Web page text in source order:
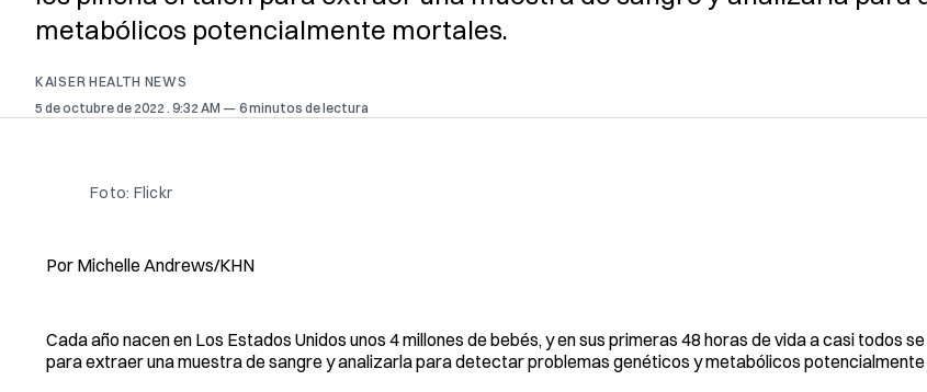
metabólicos potencialmente mortales.
KAISER HEALTH NEWS
5 de octubre de 2022 . 9:32 AM 6 minutos de lectura
Foto: Flickr
Por Michelle Andrews/KHN
Cada año nacen en Los Estados Unidos unos 4 millones de bebés, y en sus primeras 48 horas de vida a casi todos
para extraer una muestra de sangre y analizarla para detectar problemas genéticos y metabólicos